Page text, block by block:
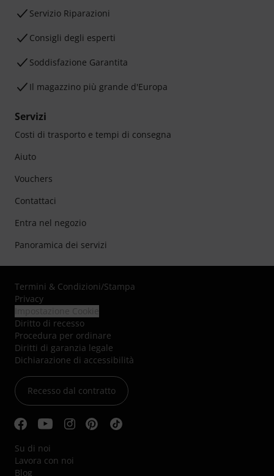
Servizio Riparazioni
Consigli degli esperti
Soddisfazione Garantita
Il magazzino più grande d'Europa
Servizi
Costi di trasporto e tempi di consegna
Aiuto
Vouchers
Contattaci
Entra nel negozio
Panoramica dei servizi
Termini & Condizioni/Stampa
Privacy
Diritto di recesso
Procedura per ordinare
Diritti di garanzia legale
Dichiarazione di accessibilità
Recesso dal contratto
Su di noi
Lavora con noi
Blog